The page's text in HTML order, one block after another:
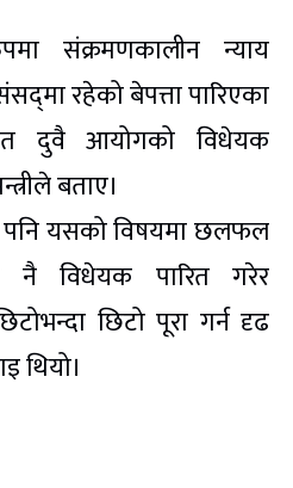
संक्रमणकालीन न्याय
रहेको बेपत्ता पारिएका
दुवै आयोगको विधेयक
बताए।
यसको विषयमा छलफल
नै विधेयक पारित गरेर
छिटो पूरा गर्न दृढ
थियो।